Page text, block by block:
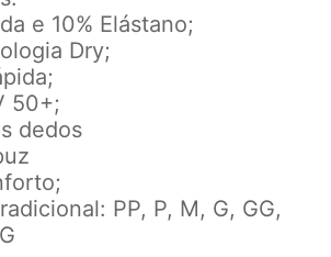
e 10% Elástano;
Dry;
50+;
dedos
PP, P, M, G, GG,